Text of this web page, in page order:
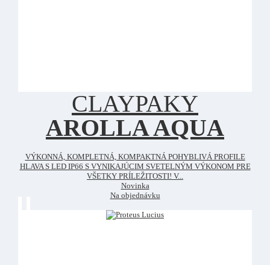
CLAYPAKY
AROLLA AQUA
VÝKONNÁ, KOMPLETNÁ, KOMPAKTNÁ POHYBLIVÁ PROFILE
HLAVA S LED IP66 S VYNIKAJÚCIM SVETELNÝM VÝKONOM PRE
VŠETKY PRÍLEŽITOSTI! V...
Novinka
Na objednávku